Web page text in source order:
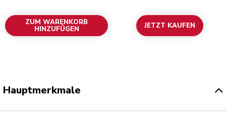
ZUM WARENKORB
HINZUFÜGEN JETZT KAUFEN
Hauptmerkmale